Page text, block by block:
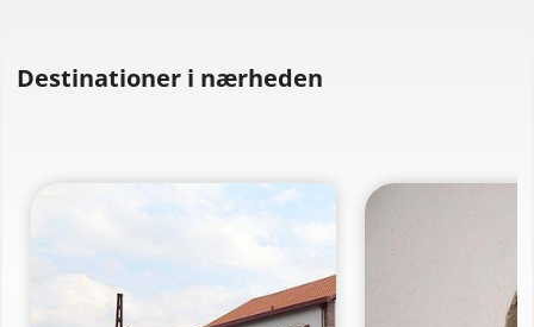
Destinationer i nærheden